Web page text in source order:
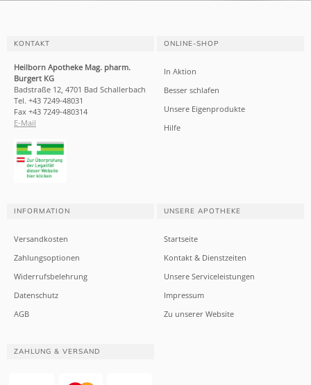
KONTAKT
Heilborn Apotheke Mag. pharm.
Burgert KG
Badstraße 12, 4701 Bad Schallerbach
Tel. +43 7249-48031
Fax +43 7249-480314
E-Mail
ONLINE-SHOP
In Aktion
Besser schlafen
Unsere Eigenprodukte
Hilfe
INFORMATION
Versandkosten
Zahlungsoptionen
Widerrufsbelehrung
Datenschutz
AGB
UNSERE APOTHEKE
Startseite
Kontakt & Dienstzeiten
Unsere Serviceleistungen
Impressum
Zu unserer Website
ZAHLUNG & VERSAND